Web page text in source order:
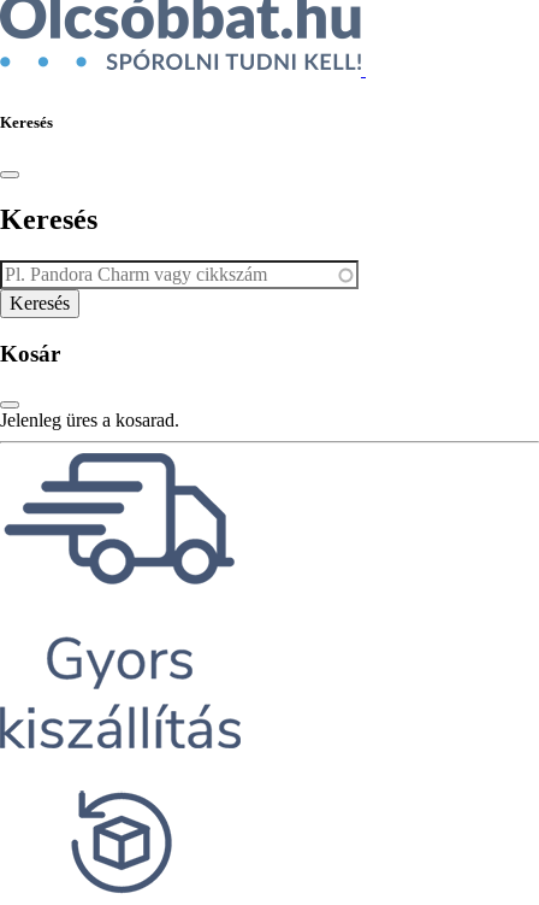
Keresés
Keresés
Kosár
Jelenleg üres a kosarad.